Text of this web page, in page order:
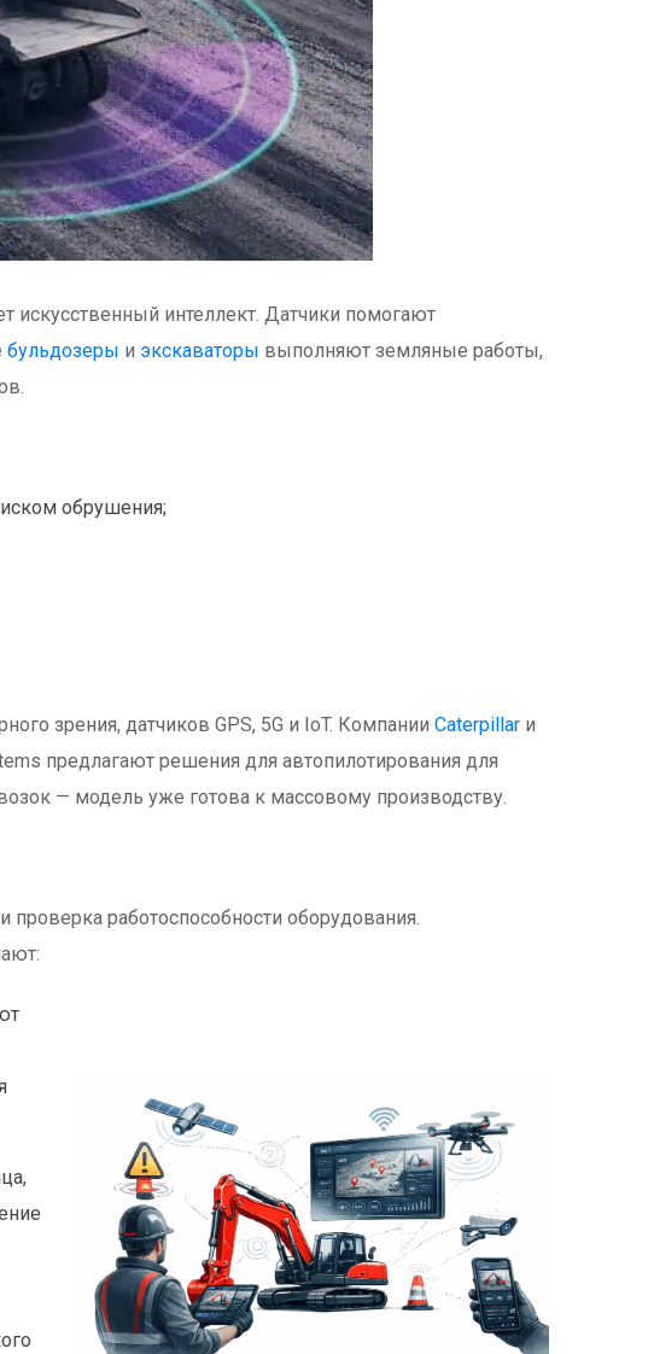
искусственный интеллект. Датчики помогают
бульдозеры и экскаваторы выполняют земляные работы,
обрушения;
зрения, датчиков GPS, 5G и IoT. Компании Caterpillar и
предлагают решения для автопилотирования для
— модель уже готова к массовому производству.
работоспособности оборудования.